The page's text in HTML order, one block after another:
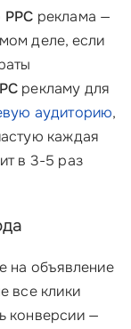
PPC реклама —
деле, если
рекламу для
аудиторию,
каждая
в 3-5 раз
на объявление
все клики
конверсии —